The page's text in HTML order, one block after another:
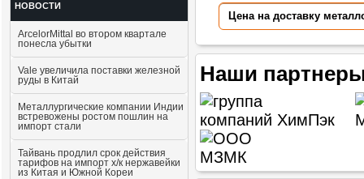
НОВОСТИ
ArcelorMittal во втором квартале
понесла убытки
Vale увеличила поставки железной
руды в Китай
Металлургические компании Индии
встревожены ростом пошлин на
импорт стали
Тайвань продлил срок действия
тарифов на импорт х/к нержавейки
из Китая и Южной Кореи
Цена на доставку
Наши